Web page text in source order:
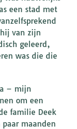
een stad met
van zijn
geleerd,
was die die
– mijn
om een
familie Deek
maanden